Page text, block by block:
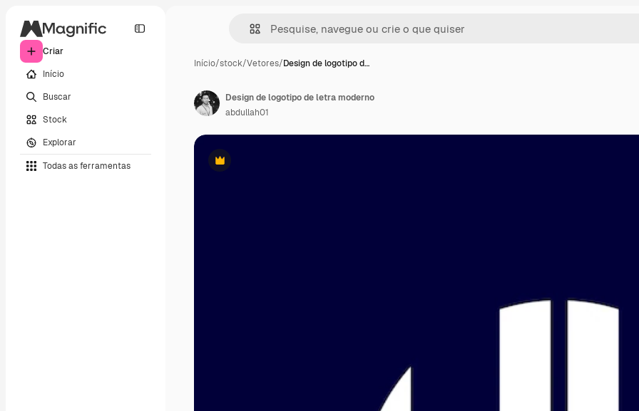
Criar
Início
Buscar
Stock
Explorar
Todas as ferramentas
Início/stock/Vetores/Design de logotipo d…
Premium
Design de logotipo de letra moderno
abdullah01